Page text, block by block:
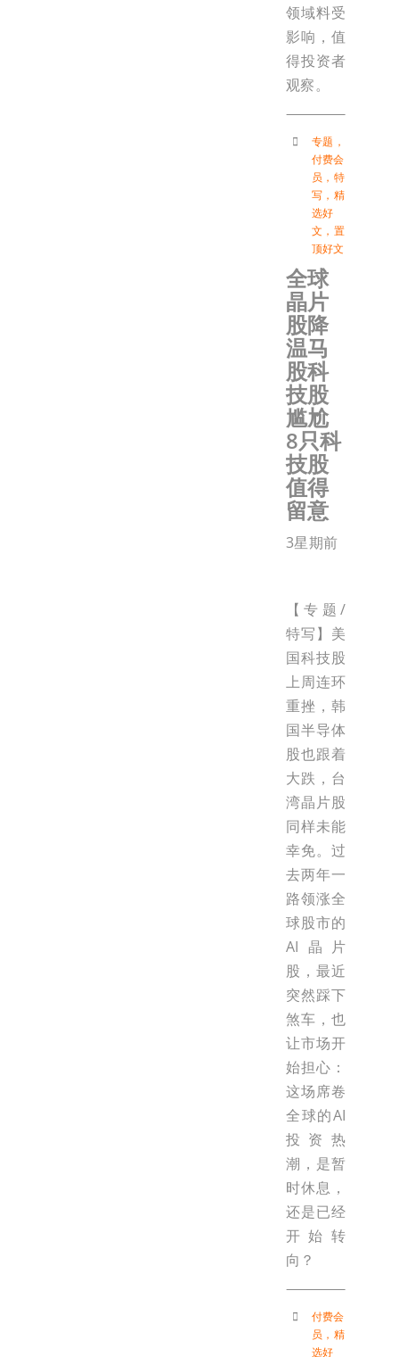
领域料受
影响，值
得投资者
观察。
专题 ，
付费会
员 ， 特
写 ， 精
选好
文 ， 置
顶好文
全球
晶片
股降
温马
股科
技股
尴尬
8只科
技股
值得
留意
3星期前
【专题/
特写】美
国科技股
上周连环
重挫，韩
国半导体
股也跟着
大跌，台
湾晶片股
同样未能
幸免。过
去两年一
路领涨全
球股市的
AI晶片
股，最近
突然踩下
煞车，也
让市场开
始担心：
这场席卷
全球的AI
投资热
潮，是暂
时休息，
还是已经
开始转
向？
付费会
员 ， 精
选好